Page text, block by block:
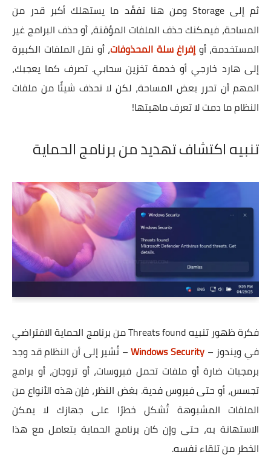
ثم إلى Storage ومن هنا تفقّد ما يستهلك أكبر قدر من
المساحة، فيمكنك حذف الملفات المؤقتة، أو حذف البرامج غير
المستخدمة، أوإفراغ سلة المحذوفات، أو نقل الملفات الكبيرة
إلى هارد خارجي أو خدمة تخزين سحابي. تصرف كما يعجبك،
المهم أن تحرر بعض المساحة، لكن لا تحذف شيئًا من ملفات
النظام ما دمت لا تعرف ماهيتها!
تنبيه اكتشاف تهديد من برنامج الحماية
فكرة ظهور تنبيه Threats found من برنامج الحماية الافتراضي
في ويندوز – Windows Security– تُشير إلى أن النظام قد وجد
برمجيات ضارة أو ملفات تحمل فيروسات، أو تروجان، أو برامج
تجسس، أو حتى فيروس فدية. بغض النظر، فإن هذه الأنواع من
الملفات المشبوهة تُشكل خطرًا على جهازك لا يمكن
الاستهانة به، حتى وإن كان برنامج الحماية يتعامل مع هذا
الخطر من تلقاء نفسه.